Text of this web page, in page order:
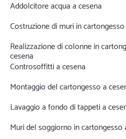
Addolcitore acqua a cesena
Costruzione di muri in
Realizzazione di colonne in
cesena
Controsoffitti a cesena
Montaggio del cartongesso a
Lavaggio a fondo di tappeti a
Muri del soggiorno in cartongesso